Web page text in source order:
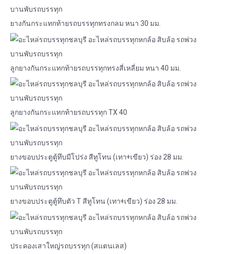
ยางกันกระแทกท้ายรถบรรทุกทรงกลม หนา 30 มม.
ลูกยางกันกระแทกท้ายรถบรรทุกทรงสี่เหลี่ยม หนา 40 มม.
ลูกยางกันกระแทกท้ายรถบรรทุก TX 40
ยางขอบประตูตู้ทึบมีโปร่ง สีทูโทน (เทา+เขียว) ร่อง 28 มม.
ยางขอบประตูตู้ทึบตัว T สีทูโทน (เทา+เขียว) ร่อง 28 มม.
ประคองเสาใหญ่รถบรรทุก (สแตนเลส)